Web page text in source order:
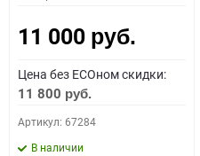
11 000 руб.
Цена без ECOном скидки:
11 800 руб.
Артикул: 67284
В наличии